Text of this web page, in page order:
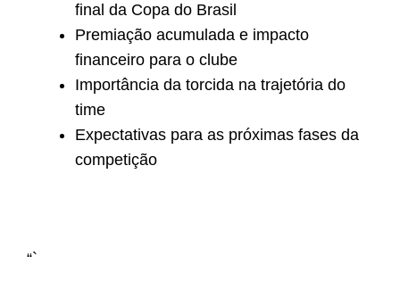
final da Copa do Brasil
Premiação acumulada e impacto
financeiro para o clube
Importância da torcida na trajetória do
time
Expectativas para as próximas fases da
competição
“`